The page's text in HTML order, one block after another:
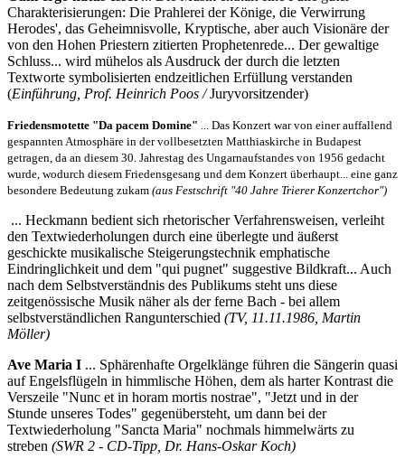
Charakterisierungen: Die Prahlerei der Könige, die Verwirrung
Herodes', das Geheimnisvolle, Kryptische, aber auch Visionäre der
von den Hohen Priestern zitierten Prophetenrede... Der gewaltige
Schluss... wird mühelos als Ausdruck der durch die letzten
Textworte symbolisierten endzeitlichen Erfüllung verstanden
(Einführung, Prof. Heinrich Poos /Juryvorsitzender)
Friedensmotette "Da pacem Domine" ... Das Konzert war von einer auffallend
gespannten Atmosphäre in der vollbesetzten Matthiaskirche in Budapest
getragen, da an diesem 30. Jahrestag des Ungarnaufstandes von 1956 gedacht
wurde, wodurch diesem Friedensgesang und dem Konzert überhaupt... eine ganz
besondere Bedeutung zukam (aus Festschrift "40 Jahre Trierer Konzertchor")
... Heckmann bedient sich rhetorischer Verfahrensweisen, verleiht
den Textwiederholungen durch eine überlegte und äußerst
geschickte musikalische Steigerungstechnik emphatische
Eindringlichkeit und dem "qui pugnet" suggestive Bildkraft... Auch
nach dem Selbstverständnis des Publikums steht uns diese
zeitgenössische Musik näher als der ferne Bach - bei allem
selbstverständlichen Rangunterschied (TV, 11.11.1986, Martin
Möller)
Ave Maria I ... Sphärenhafte Orgelklänge führen die Sängerin quasi
auf Engelsflügeln in himmlische Höhen, dem als harter Kontrast die
Verszeile "Nunc et in horam mortis nostrae", "Jetzt und in der
Stunde unseres Todes" gegenübersteht, um dann bei der
Textwiederholung "Sancta Maria" nochmals himmelwärts zu
streben (SWR 2 - CD-Tipp, Dr. Hans-Oskar Koch)